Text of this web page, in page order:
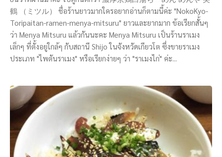
鶴 （ミツル） ชื่อร้านยาวมากใครอยากอ่านก็ตามนี้ค่ะ "NokoKyo-
Toripaitan-ramen-menya-mitsuru" ยาวและยากมาก ข้อเรียกสั้นๆ
ว่า Menya Mitsuru แล้วกันนะคะ Menya Mitsuru เป็นร้านราเมง
เล็กๆ ที่ตั้งอยู่ใกล้ๆ กับสถานี Shijo ในจังหวัดเกียวโต ซึ่งขายราเมง
ประเภท "ไพตันราเมง" หรือเรียกง่ายๆ ว่า "ราเมงไก่" ค่ะ...